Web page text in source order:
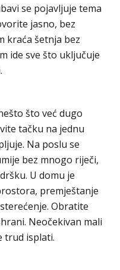
se pojavljuje tema
jasno, bez
kraća šetnja bez
ide sve što uključuje
što već dugo
tačku na jednu
Na poslu se
bez mnogo riječi,
U domu je
premještanje
Obratite
Neočekivan mali
trud isplati.